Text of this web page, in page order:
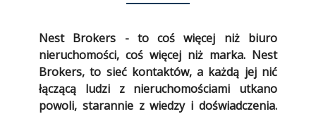
Nest Brokers - to coś więcej niż biuro
nieruchomości, coś więcej niż marka. Nest
Brokers, to sieć kontaktów, a każdą jej nić
łączącą ludzi z nieruchomościami utkano
powoli, starannie z wiedzy i doświadczenia.